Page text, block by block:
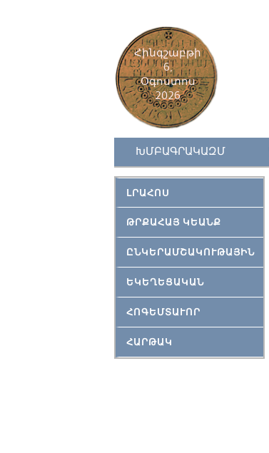
Հինգշաբթի
6,
Օգոստոս
2026
ԽՄԲԱԳՐԱԿԱԶՄ
ԼՐԱՀՈՍ
ԹՐՔԱՀԱՅ ԿԵԱՆՔ
ԸՆԿԵՐԱՄՇԱԿՈՒԹԱՅԻՆ
ԵԿԵՂԵՑԱԿԱՆ
ՀՈԳԵՄՏԱՒՈՐ
ՀԱՐԹԱԿ